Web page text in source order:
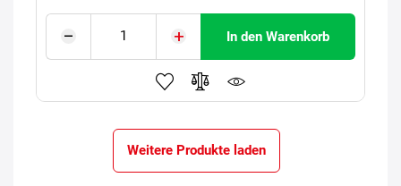
In den Warenkorb
Weitere Produkte laden